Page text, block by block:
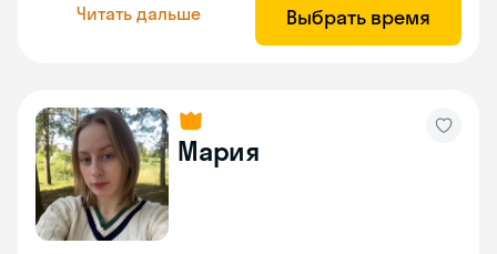
Читать дальше Выбрать время
Мария